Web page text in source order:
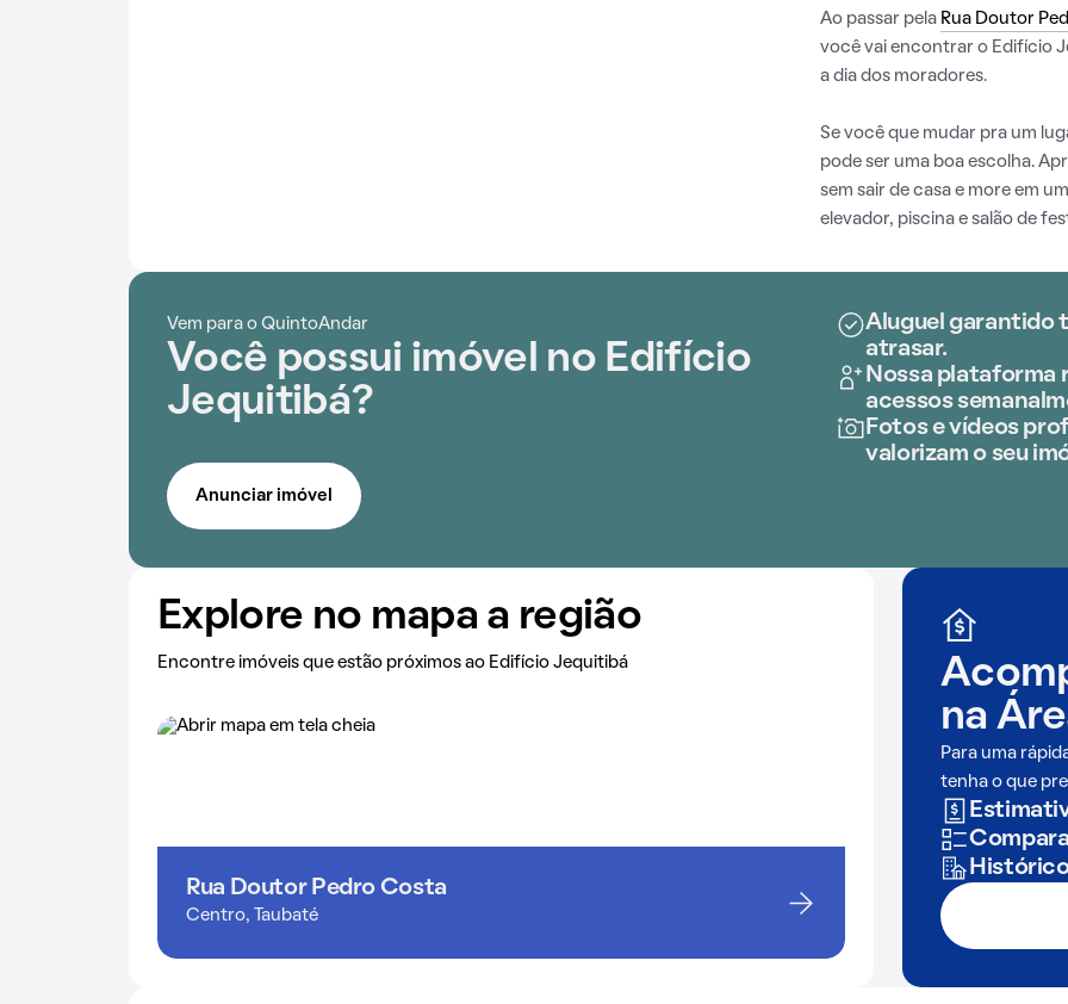
Ao passar pela Rua Doutor
você vai encontrar o Edifício
a dia dos moradores.
Se você que mudar pra um
pode ser uma boa escolha.
sem sair de casa e more em
elevador, piscina e salão de
Vem para o QuintoAndar
Você possui imóvel no Edifício
Jequitibá?
Aluguel garantido
atrasar.
Nossa plataforma
acessos
Fotos e vídeos
valorizam o seu
Anunciar imóvel
Explore no mapa a região
Encontre imóveis que estão próximos ao Edifício Jequitibá
Rua Doutor Pedro Costa
Centro, Taubaté
na
Para uma
tenha o que